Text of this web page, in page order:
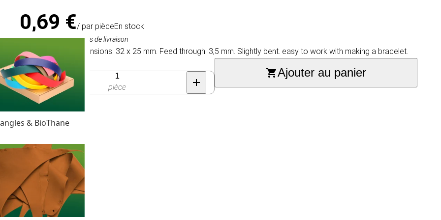
& BioThane
0,69 €/ par pièceEn stock
TVA comprise, hors frais de livraison
Specifications: Dimensions: 32 x 25 mm. Feed through: 3,5 mm. Slightly bent. easy to work with making a bracelet.
Quantité
pièce
Ajouter au panier
mm.